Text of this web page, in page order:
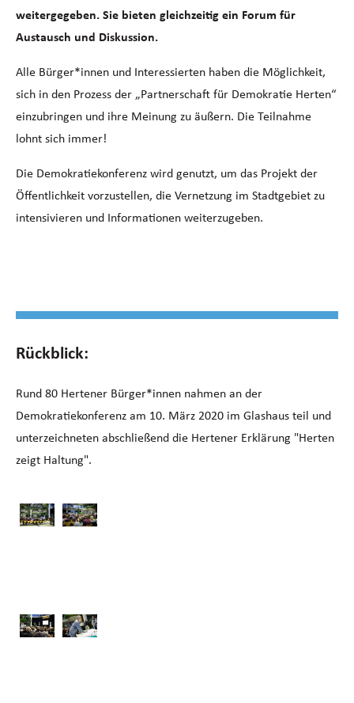
weitergegeben. Sie bieten gleichzeitig ein Forum für
Austausch und Diskussion.
Alle Bürger*innen und Interessierten haben die Möglichkeit,
sich in den Prozess der „Partnerschaft für Demokratie Herten“
einzubringen und ihre Meinung zu äußern. Die Teilnahme
lohnt sich immer!
Die Demokratiekonferenz wird genutzt, um das Projekt der
Öffentlichkeit vorzustellen, die Vernetzung im Stadtgebiet zu
intensivieren und Informationen weiterzugeben.
2026 im Glashaus statt. Hierzu sind alle Interessierten
herzlich eingeladen.
Rückblick:
Rund 80 Hertener Bürger*innen nahmen an der
Demokratiekonferenz am 10. März 2020 im Glashaus teil und
unterzeichneten abschließend die Hertener Erklärung "Herten
zeigt Haltung".